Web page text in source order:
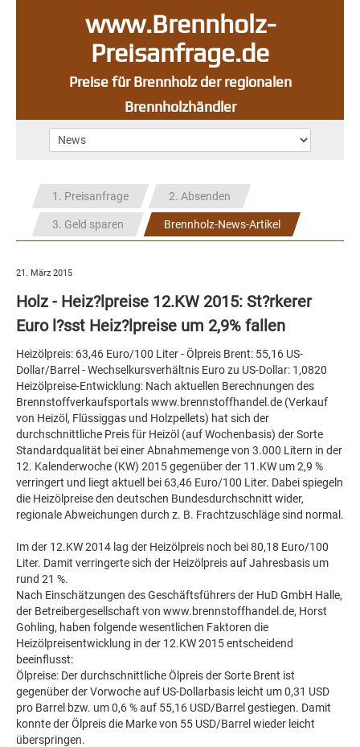
www.Brennholz-
Preisanfrage.de
Preise für Brennholz der regionalen
Brennholzhändler
1. Preisanfrage 2. Absenden
3. Geld sparen Brennholz-News-Artikel
21. März 2015
Holz - Heiz?lpreise 12.KW 2015: St?rkerer
Euro l?sst Heiz?lpreise um 2,9% fallen
Heizölpreis: 63,46 Euro/100 Liter - Ölpreis Brent: 55,16 US-
Dollar/Barrel - Wechselkursverhältnis Euro zu US-Dollar: 1,0820
Heizölpreise-Entwicklung: Nach aktuellen Berechnungen des
Brennstoffverkaufsportals www.brennstoffhandel.de (Verkauf
von Heizöl, Flüssiggas und Holzpellets) hat sich der
durchschnittliche Preis für Heizöl (auf Wochenbasis) der Sorte
Standardqualität bei einer Abnahmemenge von 3.000 Litern in der
12. Kalenderwoche (KW) 2015 gegenüber der 11.KW um 2,9 %
verringert und liegt aktuell bei 63,46 Euro/100 Liter. Dabei spiegeln
die Heizölpreise den deutschen Bundesdurchschnitt wider,
regionale Abweichungen durch z. B. Frachtzuschläge sind normal.
Im der 12.KW 2014 lag der Heizölpreis noch bei 80,18 Euro/100
Liter. Damit verringerte sich der Heizölpreis auf Jahresbasis um
rund 21 %.
Nach Einschätzungen des Geschäftsführers der HuD GmbH Halle,
der Betreibergesellschaft von www.brennstoffhandel.de, Horst
Gohling, haben folgende wesentlichen Faktoren die
Heizölpreisentwicklung in der 12.KW 2015 entscheidend
beeinflusst:
Ölpreise: Der durchschnittliche Ölpreis der Sorte Brent ist
gegenüber der Vorwoche auf US-Dollarbasis leicht um 0,31 USD
pro Barrel bzw. um 0,6 % auf 55,16 USD/Barrel gestiegen. Damit
konnte der Ölpreis die Marke von 55 USD/Barrel wieder leicht
überspringen.